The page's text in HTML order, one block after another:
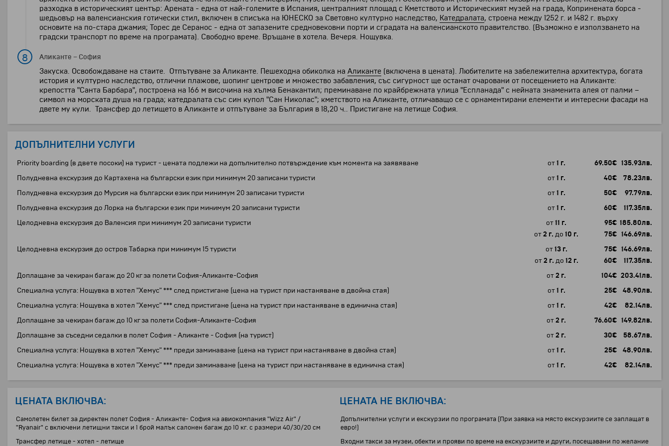
разходка в историческият център: Арената - една от най-големите в Испания, централният площад с Кметството и Историческият музей на града, Копринената борса -
шедьовър на валенсианския готически стил, включен в списъка на ЮНЕСКО за Световно културно наследство, Катедралата, строена между 1252 г. и 1482 г. върху
основите на по-стара джамия; Торес де Серанoс - една от запазените средновековни порти и сградата на валенсианското правителство. (Възможно е използването на
градски транспорт по време на програмата). Свободно време. Връщане в хотела. Вечеря. Нощувка.
8 Аликанте – София
Закуска. Освобождаване на стаите. Отпътуване за Аликанте. Пешеходна обиколка на Аликанте (включена в цената). Любителите на забележителна архитектура, богата
история и културно наследство, отлични плажове, шопинг центрове и множество забавления, със сигурност ще останат очаровани от посещението на Аликанте:
крепостта "Санта Барбара", построена на 166 м височина на хълма Бенакантил; преминаване по крайбрежната улица "Еспланада" с нейната знаменита алея от палми –
символ на морската душа на града; катедралата със син купол "Сан Николас"; кметството на Аликанте, отличаващо се с орнаментирани елементи и интересни фасади на
двете му кули. Трансфер до летището в Аликанте и отпътуване за България в 18,20 ч.. Пристигане на летище София.
ДОПЪЛНИТЕЛНИ УСЛУГИ
Priority boarding (в двете посоки) на турист - цената подлежи на допълнително потвърждение към момента на заявяване от1 г. 69.50€ 135.93лв.
Полудневна екскурзия до Картахена на български език при минимум 20 записани туристи
от1 г. 40€ 78.23лв.
Полудневна екскурзия до Мурсия на български език при минимум 20 записани туристи
от1 г. 50€ 97.79лв.
Полудневна екскурзия до Лорка на български език при минимум 20 записани туристи
от1 г. 60€ 117.35лв.
Целодневна екскурзия до Валенсия при минимум 20 записани туристи
от11 г. 95€ 185.80лв.
от2 г. до 10 г. 75€ 146.69лв.
Целодневна екскурзия до остров Табарка при минимум 15 туристи
от13 г. 75€ 146.69лв.
от2 г. до 12 г. 60€ 117.35лв.
Доплащане за чекиран багаж до 20 кг за полети София-Аликанте-София
от2 г. 104€ 203.41лв.
Специална услуга: Нощувка в хотел "Хемус" *** след пристигане (цена на турист при настаняване в двойна стая)
от1 г. 25€ 48.90лв.
Специална услуга: Нощувка в хотел "Хемус" *** след пристигане (цена на турист при настаняване в единична стая)
от1 г. 42€ 82.14лв.
Доплащане за чекиран багаж до 10 кг за полети София-Аликанте-София
от2 г. 76.60€ 149.82лв.
Доплащане за съседни седалки в полет София - Аликанте - София (на турист)
от2 г. 30€ 58.67лв.
Специална услуга: Нощувка в хотел "Хемус" *** преди заминаване (цена на турист при настаняване в двойна стая)
от1 г. 25€ 48.90лв.
Специална услуга: Нощувка в хотел "Хемус" *** преди заминаване (цена на турист при настаняване в единична стая)
от1 г. 42€ 82.14лв.
ЦЕНАТА ВКЛЮЧВА:
Самолетен билет за директен полет София - Аликанте- София на авиокомпания "Wizz Air" /
"Ryanair" с включени летищни такси и 1 брой малък салонен багаж до 10 кг. с размери 40/30/20 см
Трансфер летище - хотел - летище
ЦЕНАТА НЕ ВКЛЮЧВА:
Допълнителни услуги и екскурзии по програмата (При заявка на място екскурзиите се заплащат в
евро!)
Входни такси за музеи, обекти и прояви по време на екскурзиите и други, посещавани по желание